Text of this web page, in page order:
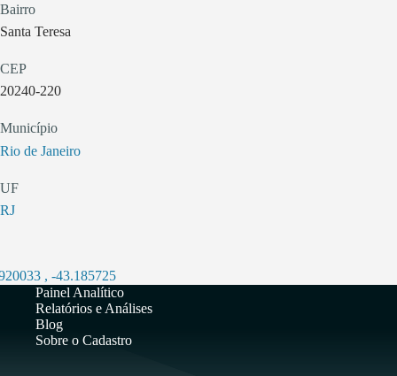
Bairro
Santa Teresa
CEP
20240-220
Município
Rio de Janeiro
UF
RJ
, -43.185725
Painel Analítico
Relatórios e Análises
Blog
Sobre o Cadastro